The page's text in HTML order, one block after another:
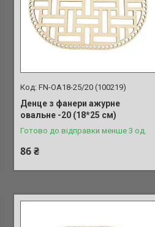
FN-OA18-25/20 (100219)
Денце з фанери ажурне
овальне -20 (18*25 см)
Готово до відправки менше 3 од.
86 ₴